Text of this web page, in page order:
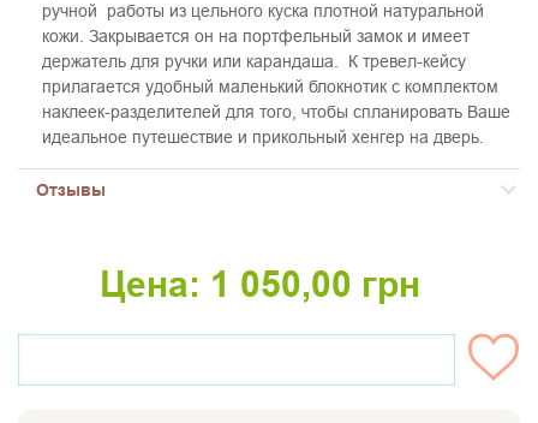
ручной работы из цельного куска плотной натуральной
кожи. Закрывается он на портфельный замок и имеет
держатель для ручки или карандаша. К тревел-кейсу
прилагается удобный маленький блокнотик с комплектом
наклеек-разделителей для того, чтобы спланировать Ваше
идеальное путешествие и прикольный хенгер на дверь.
Отзывы
Цена: 1 050,00 грн